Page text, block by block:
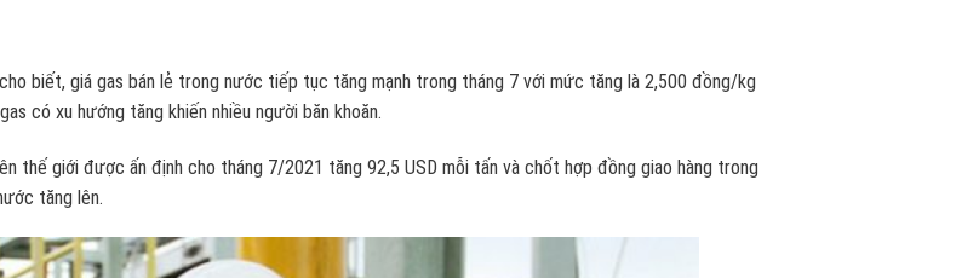
biết, giá gas bán lẻ trong nước tiếp tục tăng mạnh trong tháng 7 với mức tăng là 2,500 đồng/kg
có xu hướng tăng khiến nhiều người băn khoăn.
thế giới được ấn định cho tháng 7/2021 tăng 92,5 USD mỗi tấn và chốt hợp đồng giao hàng trong
tăng lên.